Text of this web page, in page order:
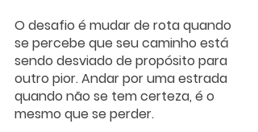
O desafio é mudar de rota quando
se percebe que seu caminho está
sendo desviado de propósito para
outro pior. Andar por uma estrada
quando não se tem certeza, é o
mesmo que se perder.